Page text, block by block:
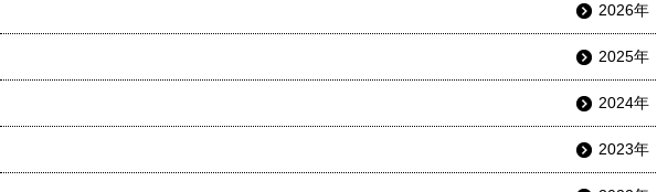
2026年
2025年
2024年
2023年